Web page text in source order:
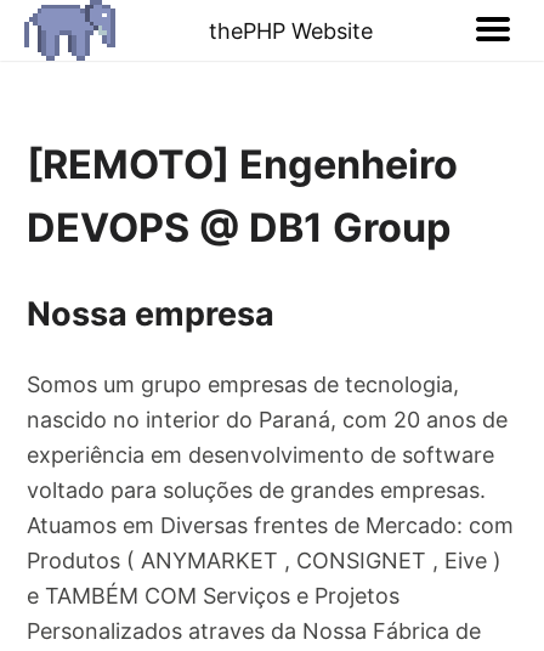
thePHP Website
[REMOTO] Engenheiro
DEVOPS @ DB1 Group
Nossa empresa
Somos um grupo empresas de tecnologia,
nascido no interior do Paraná, com 20 anos de
experiência em desenvolvimento de software
voltado para soluções de grandes empresas.
Atuamos em Diversas frentes de Mercado: com
Produtos ( ANYMARKET , CONSIGNET , Eive )
e TAMBÉM COM Serviços e Projetos
Personalizados atraves da Nossa Fábrica de